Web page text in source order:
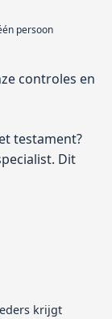
persoon
controles en
testament?
Dit
krijgt